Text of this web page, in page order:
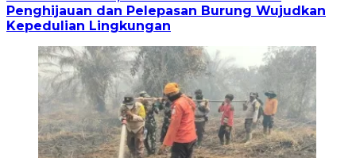
Penghijauan dan Pelepasan Burung Wujudkan
Kepedulian Lingkungan